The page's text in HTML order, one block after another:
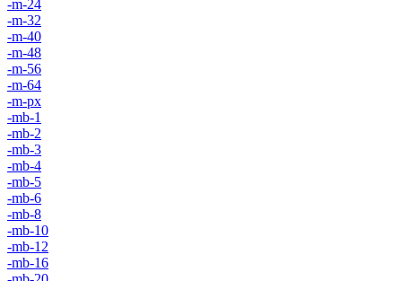
-m-24
-m-32
-m-40
-m-48
-m-56
-m-64
-m-px
-mb-1
-mb-2
-mb-3
-mb-4
-mb-5
-mb-6
-mb-8
-mb-10
-mb-12
-mb-16